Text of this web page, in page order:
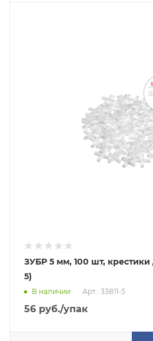
ЗУБР 5 мм, 100 шт, крестики
5)
В наличии Арт.: 33811-5
56 руб./упак